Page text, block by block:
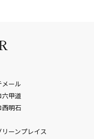
メール
六甲道
西明石
リーンプレイス